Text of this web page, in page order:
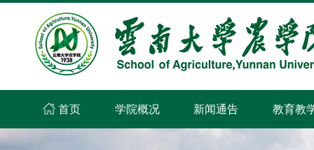
首页 学院概况 新闻通告 教育教